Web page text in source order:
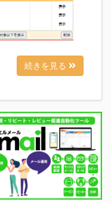
続きを見る